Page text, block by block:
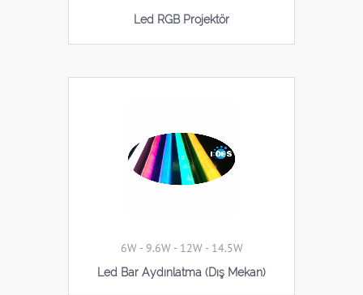
Led RGB Projektör
6W - 9.6W - 12W - 14.5W
Led Bar Aydınlatma (Dış Mekan)